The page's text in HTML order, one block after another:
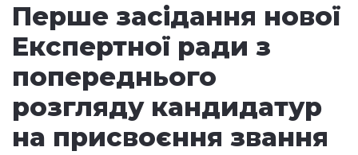
Перше засідання нової
Експертної ради з
попереднього
розгляду кандидатур
на присвоєння звання